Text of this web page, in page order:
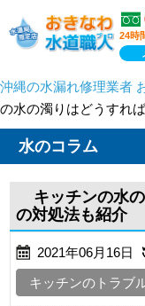
24時
沖縄の水漏れ修理業者
の水の濁りはどうすれ
水のコラム
キッチンの水
の対処法も紹介
2021年06月16日
キッチンのトラブ